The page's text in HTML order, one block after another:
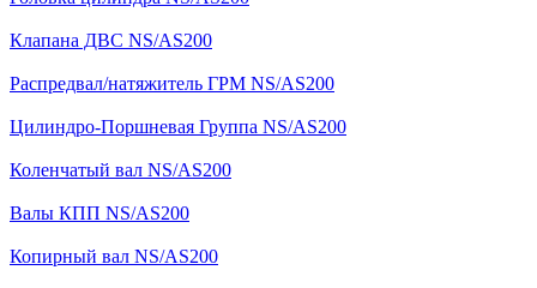
Клапана ДВС NS/AS200
Распредвал/натяжитель ГРМ NS/AS200
Цилиндро-Поршневая Группа NS/AS200
Коленчатый вал NS/AS200
Валы КПП NS/AS200
Копирный вал NS/AS200